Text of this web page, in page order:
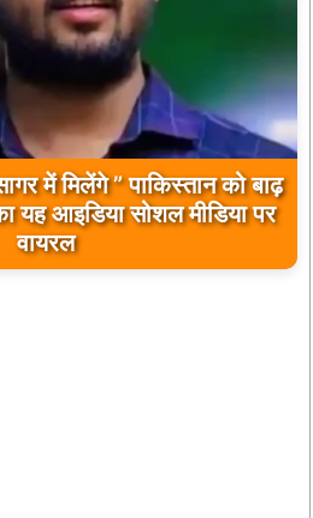
नदी और भारत को लेकर दिए गए
मंत्रियों की कड़ी प्रतिक्रिया